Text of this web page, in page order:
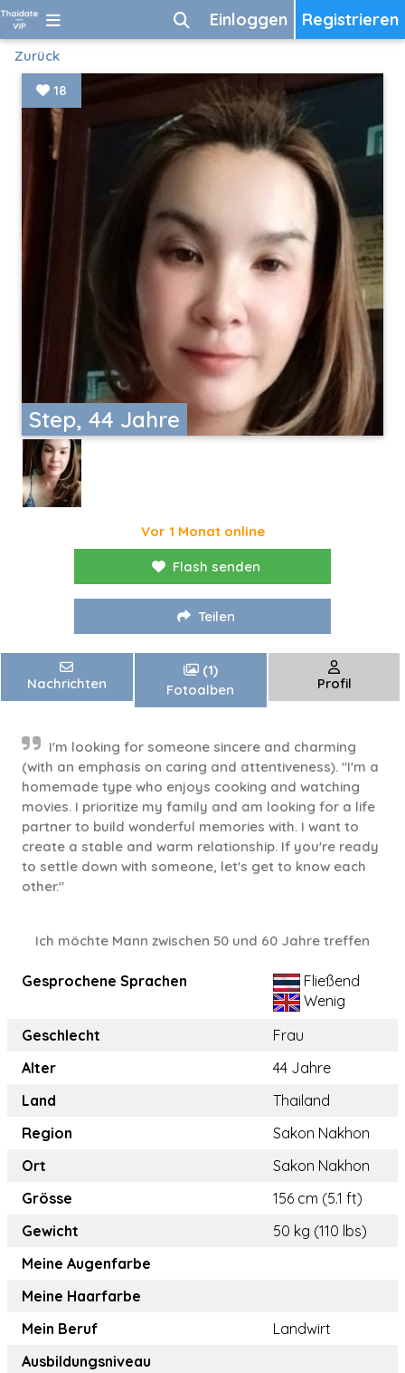
Registrieren
Einloggen
Zurück
Step, 44 Jahre
18
Vor 1 Monat online
Flash senden
Teilen
Nachrichten
(1)
Fotoalben
Profil
I'm looking for someone sincere and charming
(with an emphasis on caring and attentiveness). "I'm a
homemade type who enjoys cooking and watching
movies. I prioritize my family and am looking for a life
partner to build wonderful memories with. I want to
create a stable and warm relationship. If you're ready
to settle down with someone, let's get to know each
other."
Ich möchte Mann zwischen 50 und 60 Jahre treffen
Gesprochene Sprachen
Fließend
Wenig
Geschlecht
Frau
Alter
44 Jahre
Land
Thailand
Region
Sakon Nakhon
Ort
Sakon Nakhon
Grösse
156 cm (5.1 ft)
Gewicht
50 kg (110 lbs)
Meine Augenfarbe
Meine Haarfarbe
Mein Beruf
Landwirt
Ausbildungsniveau